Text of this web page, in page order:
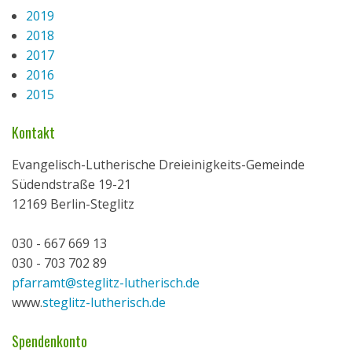
2019
2018
2017
2016
2015
Kontakt
Evangelisch-Lutherische Dreieinigkeits-Gemeinde
Südendstraße 19-21
12169 Berlin-Steglitz
030 - 667 669 13
030 - 703 702 89
pfarramt@steglitz-lutherisch.de
www.steglitz-lutherisch.de
Spendenkonto